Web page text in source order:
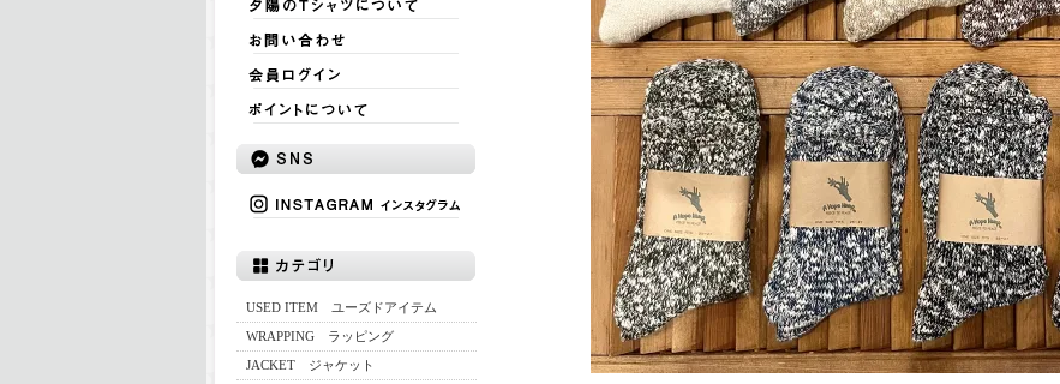
USED ITEM ユーズドアイテム
WRAPPING ラッピング
JACKET ジャケット